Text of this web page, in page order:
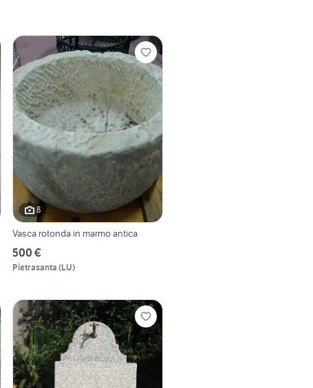
8
Vasca rotonda in marmo antica
500 €
Pietrasanta (LU)